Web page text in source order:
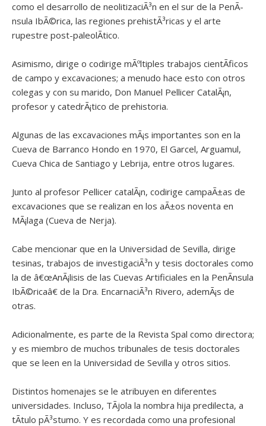
como el desarrollo de neolitizaciÃ³n en el sur de la PenÃ­
nsula IbÃ©rica, las regiones prehistÃ³ricas y el arte
rupestre post-paleolÃ­tico.
Asimismo, dirige o codirige mÃºltiples trabajos cientÃ­ficos
de campo y excavaciones; a menudo hace esto con otros
colegas y con su marido, Don Manuel Pellicer CatalÃ¡n,
profesor y catedrÃ¡tico de prehistoria.
Algunas de las excavaciones mÃ¡s importantes son en la
Cueva de Barranco Hondo en 1970, El Garcel, Arguamul,
Cueva Chica de Santiago y Lebrija, entre otros lugares.
Junto al profesor Pellicer catalÃ¡n, codirige campaÃ±as de
excavaciones que se realizan en los aÃ±os noventa en
MÃ¡laga (Cueva de Nerja).
Cabe mencionar que en la Universidad de Sevilla, dirige
tesinas, trabajos de investigaciÃ³n y tesis doctorales como
la de â€œAnÃ¡lisis de las Cuevas Artificiales en la PenÃ­nsula
IbÃ©ricaâ€ de la Dra. EncarnaciÃ³n Rivero, ademÃ¡s de
otras.
Adicionalmente, es parte de la Revista Spal como directora;
y es miembro de muchos tribunales de tesis doctorales
que se leen en la Universidad de Sevilla y otros sitios.
Distintos homenajes se le atribuyen en diferentes
universidades. Incluso, TÃ­jola la nombra hija predilecta, a
tÃ­tulo pÃ³stumo. Y es recordada como una profesional